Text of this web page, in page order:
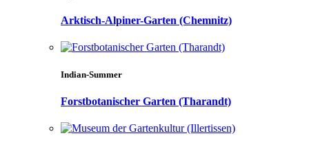
Arktisch-Alpiner-Garten (Chemnitz)
Indian-Summer
Forstbotanischer Garten (Tharandt)